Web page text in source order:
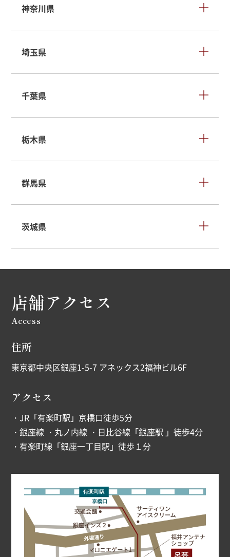
神奈川県
埼玉県
千葉県
栃木県
群馬県
茨城県
店舗アクセス
Access
住所
東京都中央区銀座1-5-7 アネックス2福神ビル6F
アクセス
・JR「有楽町駅」京橋口徒歩5分
・銀座線 ・丸ノ内線 ・日比谷線「銀座駅 」徒歩4分
・有楽町線「銀座一丁目駅」徒歩１分